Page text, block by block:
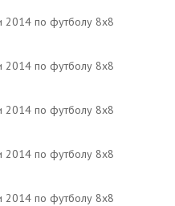
2014 по футболу 8х8
2014 по футболу 8х8
2014 по футболу 8х8
2014 по футболу 8х8
2014 по футболу 8х8